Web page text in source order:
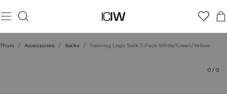
Thuis / Accessoires / Socks / Training Logo Sock 3-Pack White/Green/Yellow
0 / 0